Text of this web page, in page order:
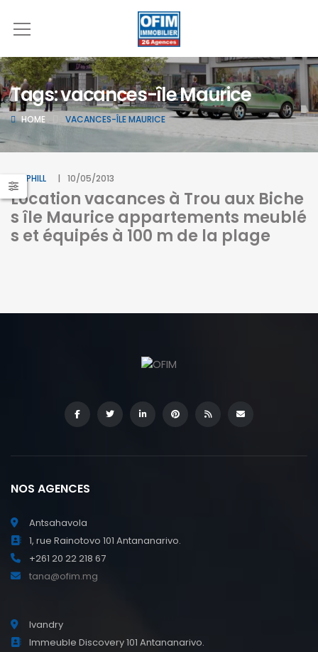
Tags: vacances-île Maurice
HOME VACANCES-ÎLE MAURICE
PHILL 10/05/2013
Location vacances à Trou aux Biche
s île Maurice appartements meublé
s et équipés à 100 m de la plage
NOS AGENCES
Antsahavola
1, rue Rainotovo 101 Antananarivo.
+261 20 22 218 67
tana@ofim.mg
Ivandry
Immeuble Discovery 101 Antananarivo.